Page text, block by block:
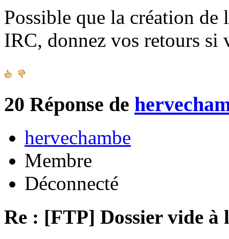
Possible que la création de
IRC, donnez vos retours si
20 Réponse de
hervechambe
Membre
Déconnecté
Re : [FTP] Dossier vide à